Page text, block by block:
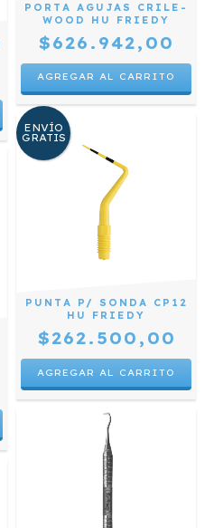
PORTA AGUJAS CRILE-
WOOD HU FRIEDY
$626.942,00
ENVÍO
GRATIS
PUNTA P/ SONDA CP12
HU FRIEDY
$262.500,00